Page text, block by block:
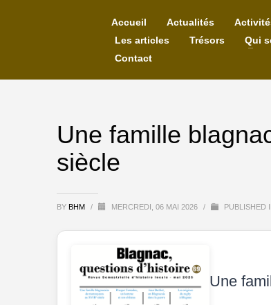
Accueil Actualités
Les articles
Trésors
Qui
Contact
Une famille
siècle
BY BHM / MERCREDI, 06 MAI 2026 / PUBLISHED
Une